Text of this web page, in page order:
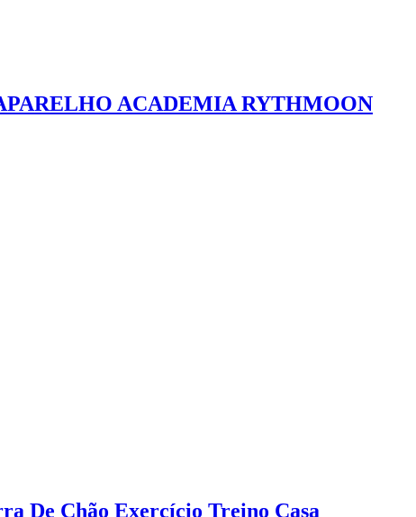
ACADEMIA RYTHMOON
De Chão Exercício Treino Casa